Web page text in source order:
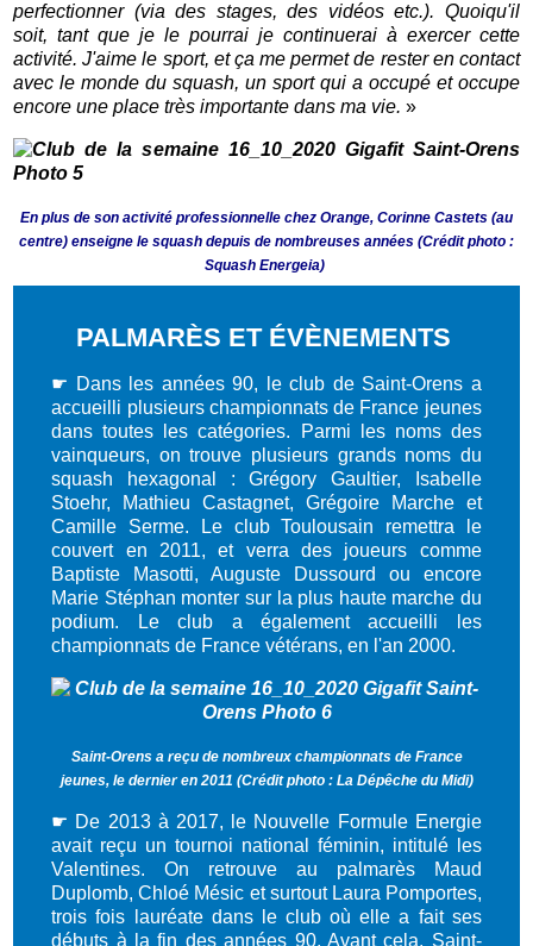
perfectionner (via des stages, des vidéos etc.). Quoiqu'il
soit, tant que je le pourrai je continuerai à exercer cette
activité. J'aime le sport, et ça me permet de rester en contact
avec le monde du squash, un sport qui a occupé et occupe
encore une place très importante dans ma vie. »
En plus de son activité professionnelle chez Orange, Corinne Castets (au
centre) enseigne le squash depuis de nombreuses années (Crédit photo :
Squash Energeia)
PALMARÈS ET ÉVÈNEMENTS
☛ Dans les années 90, le club de Saint-Orens a
accueilli plusieurs championnats de France jeunes
dans toutes les catégories. Parmi les noms des
vainqueurs, on trouve plusieurs grands noms du
squash hexagonal : Grégory Gaultier, Isabelle
Stoehr, Mathieu Castagnet, Grégoire Marche et
Camille Serme. Le club Toulousain remettra le
couvert en 2011, et verra des joueurs comme
Baptiste Masotti, Auguste Dussourd ou encore
Marie Stéphan monter sur la plus haute marche du
podium. Le club a également accueilli les
championnats de France vétérans, en l'an 2000.
Saint-Orens a reçu de nombreux championnats de France
jeunes, le dernier en 2011 (Crédit photo : La Dépêche du Midi)
☛ De 2013 à 2017, le Nouvelle Formule Energie
avait reçu un tournoi national féminin, intitulé les
Valentines. On retrouve au palmarès Maud
Duplomb, Chloé Mésic et surtout Laura Pomportes,
trois fois lauréate dans le club où elle a fait ses
débuts à la fin des années 90. Avant cela, Saint-